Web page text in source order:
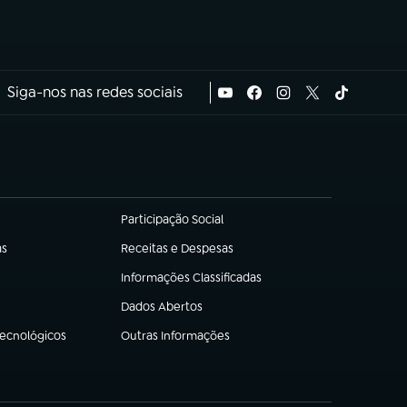
Siga-nos nas redes sociais
Participação Social
(abre em nova aba)
Receitas e Despesas
(abre em nova aba)
Informações Classificadas
(abre em nova aba)
Dados Abertos
(abre em nova aba)
Outras Informações
(abre em nova aba)